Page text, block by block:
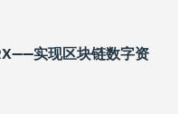
实现区块链数字资